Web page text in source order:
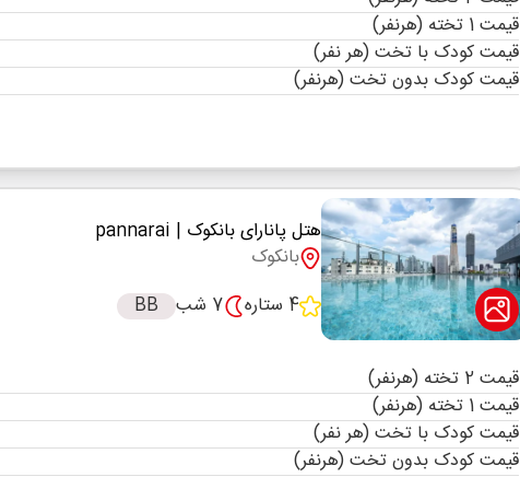
قیمت 1 تخته (هرنفر)
قیمت کودک با تخت (هر نفر)
قیمت کودک بدون تخت (هرنفر)
هتل پانارای بانکوک | pannarai
بانکوک
4 ستاره
7 شب BB
قیمت 2 تخته (هرنفر)
قیمت 1 تخته (هرنفر)
قیمت کودک با تخت (هر نفر)
قیمت کودک بدون تخت (هرنفر)